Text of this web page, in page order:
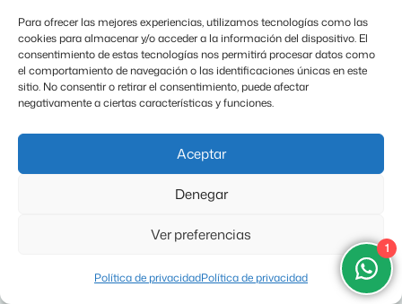
Para ofrecer las mejores experiencias, utilizamos tecnologías como las
cookies para almacenar y/o acceder a la información del dispositivo. El
consentimiento de estas tecnologías nos permitirá procesar datos como
el comportamiento de navegación o las identificaciones únicas en este
sitio. No consentir o retirar el consentimiento, puede afectar
negativamente a ciertas características y funciones.
Aceptar
Denegar
Ver preferencias
Política de privacidadPolítica de privacidad
Tabasco 2025
1